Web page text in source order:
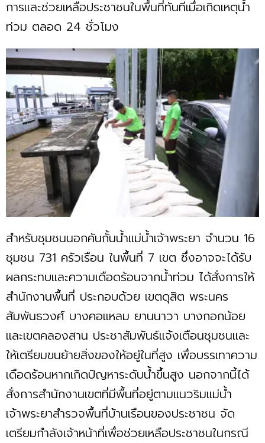
การและช่วยเหลือประชาชนในพื้นที่ทันทีเมื่อเกิดเหตุน้ำ
ท่วม ตลอด 24 ชั่วโมง
สำหรับชุมชนนอกคันกั้นน้ำแม่น้ำเจ้าพระยา จำนวน 16
ชุมชน 731 ครัวเรือน ในพื้นที่ 7 เขต ซึ่งอาจจะได้รับ
ผลกระทบและความเดือดร้อนจากน้ำท่วม ได้สั่งการให้
สำนักงานพื้นที่ ประกอบด้วย เขตดุสิต พระนคร
สัมพันธวงศ์ บางคอแหลม ยานนาวา บางกอกน้อย
และเขตคลองสาน ประชาสัมพันธ์แจ้งเตือนชุมชนและ
ให้เตรียมขนย้ายสิ่งของให้อยู่ในที่สูง เพื่อบรรเทาความ
เดือดร้อนหากเกิดปัญหาระดับน้ำขึ้นสูง นอกจากนี้ได้
สั่งการสำนักงานเขตที่มีพื้นที่อยู่ตามแนวริมแม่น้ำ
เจ้าพระยาสำรวจพื้นที่บ้านเรือนของประชาชน จัด
เตรียมกำลังเจ้าหน้าที่เพื่อช่วยเหลือประชาชนในกรณี